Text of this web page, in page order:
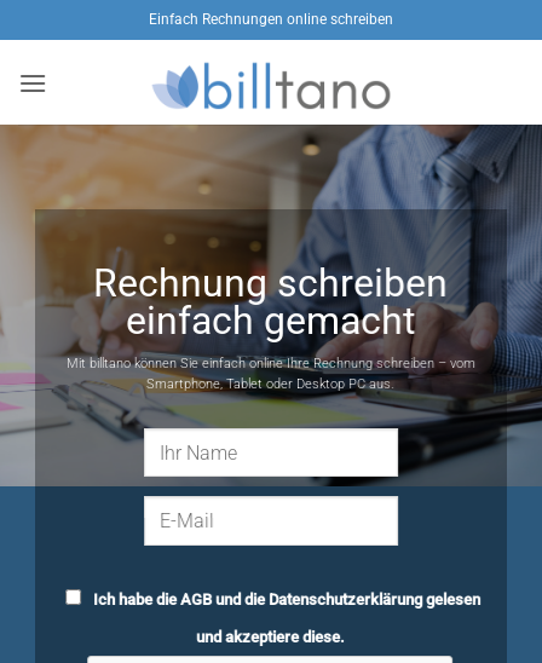
Inhalt
springen
Einfach Rechnungen online schreiben
Rechnung schreiben
einfach gemacht
Mit billtano können Sie einfach online Ihre Rechnung schreiben – vom
Smartphone, Tablet oder Desktop PC aus.
Ich habe dieAGBund die Datenschutzerklärunggelesen
und akzeptiere diese.